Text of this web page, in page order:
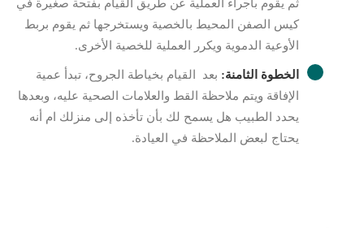
ثم يقوم باجراء العملية عن طريق القيام بفتحة صغيرة في
كيس الصفن المحيط بالخصية ويستخرجها ثم يقوم بربط
الأوعية الدموية ويكرر العملية للخصية الأخرى.
الخطوة الثامنة: بعد القيام بخياطة الجروح، تبدأ عمية
الإفاقة ويتم ملاحظة القط والعلامات الصحية عليه، وبعدها
يحدد الطبيب هل يسمح لك بأن تأخذه إلى منزلك ام أنه
يحتاج لبعض الملاحظة في العيادة.